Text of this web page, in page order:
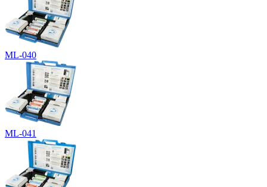
ML-040
ML-041